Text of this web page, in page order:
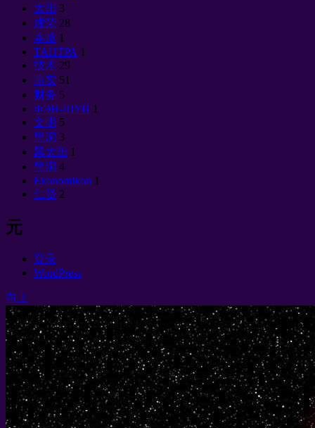
太阳 3
虚荣 28
本质 1
ТАНТРА 1
技术 29
事实 51
财务 5
ФЭН-ШУЙ 1
文明 5
黑洞 3
黑太阳 1
黑洞 4
Èkonomikon 1
仁贤 2
元
登录
WordPress
向上